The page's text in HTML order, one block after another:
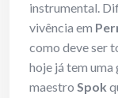
instrumental.
vivência em
como deve ser
hoje já tem uma
maestro Spok